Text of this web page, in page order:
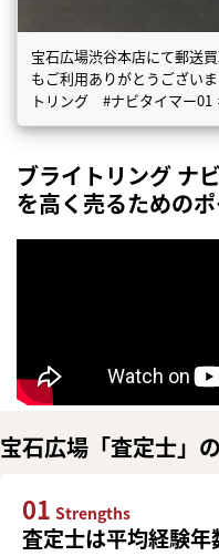
宝石広場渋谷本店にて郵送
もご利用ありがとうござい
トリング #ナビタイマー
ブライトリング ナ
を高く売るための
宝石広場「査定士」
01 Strengths
査定士は平均経験